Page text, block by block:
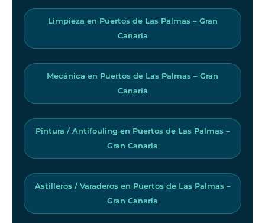
Limpieza en Puertos de Las Palmas – Gran
Canaria
Mecánica en Puertos de Las Palmas – Gran
Canaria
Pintura / Antifouling en Puertos de Las Palmas –
Gran Canaria
Astilleros / Varaderos en Puertos de Las Palmas –
Gran Canaria